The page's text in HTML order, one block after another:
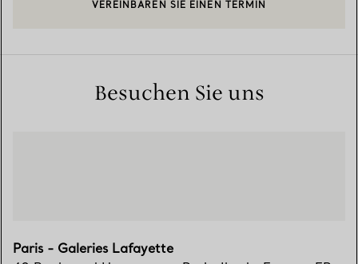
VEREINBAREN SIE EINEN TERMIN
Besuchen Sie uns
Paris - Galeries Lafayette